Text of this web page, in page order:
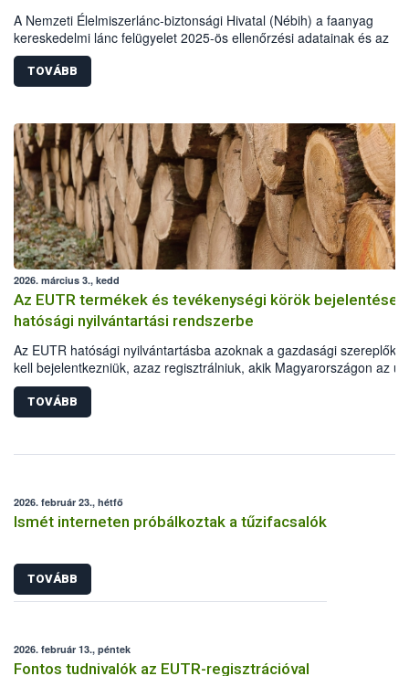
A Nemzeti Élelmiszerlánc-biztonsági Hivatal (Nébih) a faanyag
kereskedelmi lánc felügyelet 2025-ös ellenőrzési adatainak és az
illegális fakitermelés esetében más hatóságok, szervek statisztikai
alapján elkészítette a hazai illegális fakitermelés és kereskedelem
helyzetéről szóló összefoglalóját. A 2025-ös elemzés már kilenc év
fakitermelés és kereskedelem miatt több mint 62 millió forint
szabott ki bírságot a hatóság. Emellett 110 köbméter elkobzott
ingyenes átadására került sor, elsősorban a pályázó
részére.
TOVÁBB
2026. március 3., kedd
Az EUTR termékek és tevékenységi körök bejelentése a
hatósági nyilvántartási rendszerbe
Az EUTR hatósági nyilvántartásba azoknak a gazdasági
kell bejelentkezniük, azaz regisztrálniuk, akik Magyarországon az
jogszabályban meghatározott fát vagy faterméket elsőként
forgalomba, vagy azzal kereskednek. A vonatkozó uniós
995/2010/EU Parlamenti és Tanácsi Rendelet mellékletében vannak
fatermékek. Fontos ugyanakkor az is, hogy a regisztráció során
TOVÁBB
2026. február 23., hétfő
Ismét interneten próbálkoztak a tűzifacsalók
TOVÁBB
2026. február 13., péntek
Fontos tudnivalók az EUTR-regisztrációval